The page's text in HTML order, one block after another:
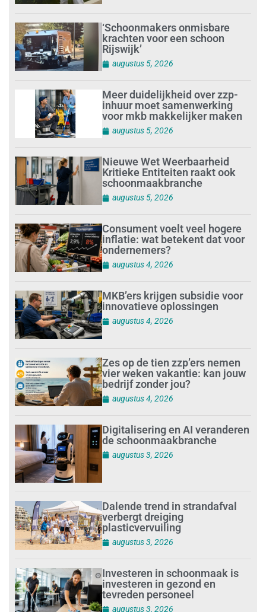
‘Schoonmakers onmisbare
krachten voor een schoon
Rijswijk’
augustus 5, 2026
Meer duidelijkheid over zzp-
inhuur moet samenwerking
voor mkb makkelijker maken
augustus 5, 2026
Nieuwe Wet Weerbaarheid
Kritieke Entiteiten raakt ook
schoonmaakbranche
augustus 5, 2026
Consument voelt veel hogere
inflatie: wat betekent dat voor
ondernemers?
augustus 4, 2026
MKB’ers krijgen subsidie voor
innovatieve oplossingen
augustus 4, 2026
Zes op de tien zzp’ers nemen
vier weken vakantie: kan jouw
bedrijf zonder jou?
augustus 4, 2026
Digitalisering en AI veranderen
de schoonmaakbranche
augustus 3, 2026
Dalende trend in strandafval
verbergt dreiging
plasticvervuiling
augustus 3, 2026
Investeren in schoonmaak is
investeren in gezond en
tevreden personeel
augustus 3, 2026